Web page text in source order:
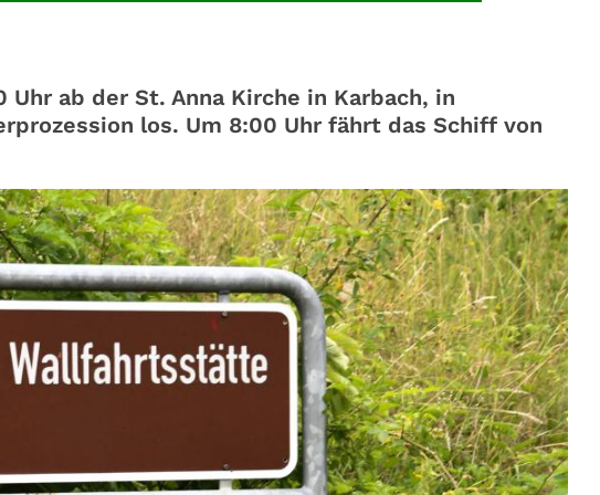
ab der St. Anna Kirche in Karbach, in
los. Um 8:00 Uhr fährt das Schiff von